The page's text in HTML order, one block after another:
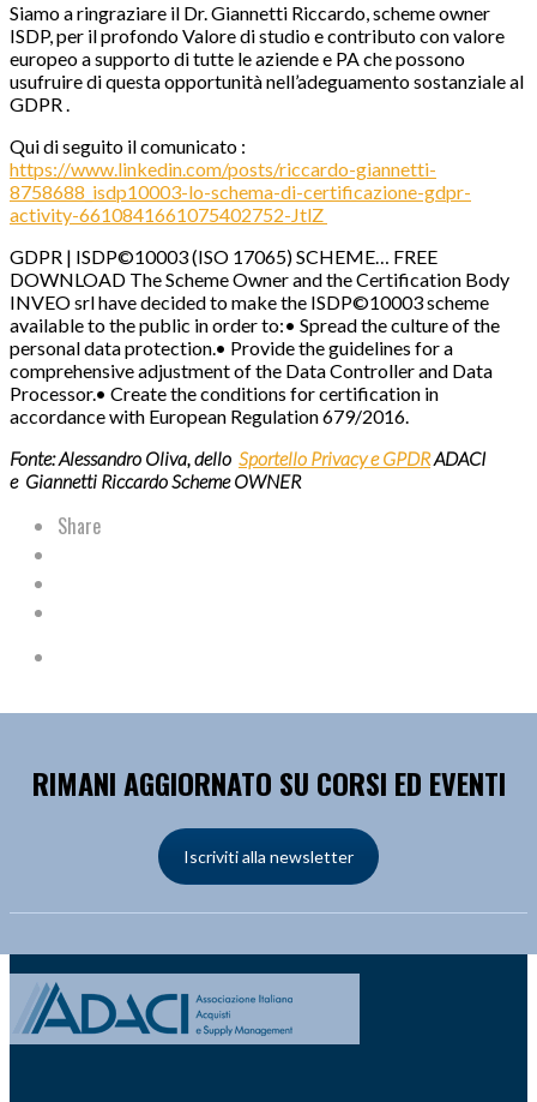
Siamo a ringraziare il Dr. Giannetti Riccardo, scheme owner
ISDP, per il profondo Valore di studio e contributo con valore
europeo a supporto di tutte le aziende e PA che possono
usufruire di questa opportunità nell’adeguamento sostanziale al
GDPR .
Qui di seguito il comunicato :
https://www.linkedin.com/posts/riccardo-giannetti-
8758688_isdp10003-lo-schema-di-certificazione-gdpr-
activity-6610841661075402752-JtlZ
GDPR | ISDP©10003 (ISO 17065) SCHEME… FREE
DOWNLOAD The Scheme Owner and the Certification Body
INVEO srl have decided to make the ISDP©10003 scheme
available to the public in order to:• Spread the culture of the
personal data protection.• Provide the guidelines for a
comprehensive adjustment of the Data Controller and Data
Processor.• Create the conditions for certification in
accordance with European Regulation 679/2016.
Fonte: Alessandro Oliva, dello Sportello Privacy e GPDRADACI
e Giannetti Riccardo Scheme OWNER
Share
RIMANI AGGIORNATO SU CORSI ED EVENTI
Iscriviti alla newsletter